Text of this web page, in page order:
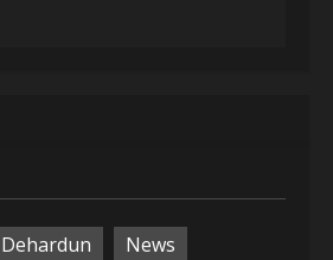
Dehardun
News